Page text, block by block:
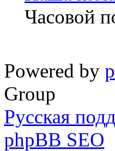
Часовой
Powered by
Group
Русская
phpBB SEO